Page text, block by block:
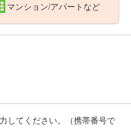
マンション/アパートなど
してください。（携帯番号で